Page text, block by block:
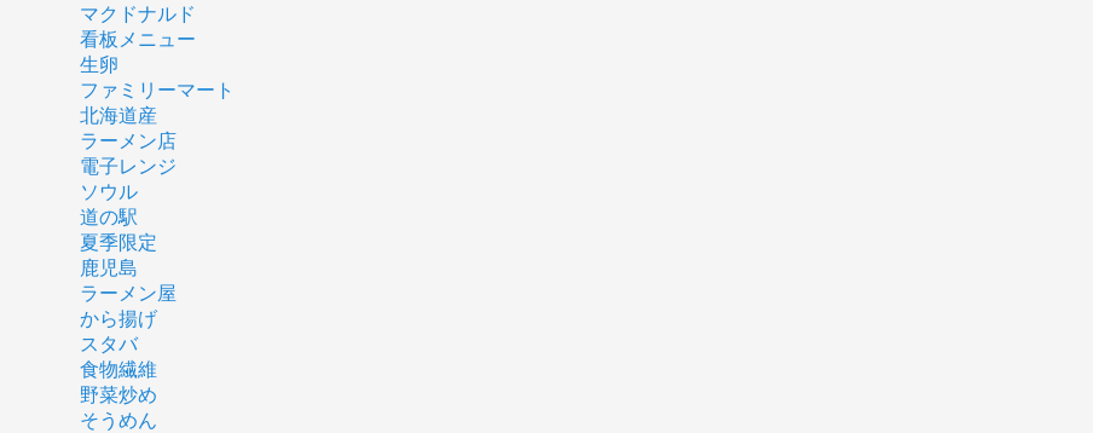
マクドナルド
看板メニュー
生卵
ファミリーマート
北海道産
ラーメン店
電子レンジ
ソウル
道の駅
夏季限定
鹿児島
ラーメン屋
から揚げ
スタバ
食物繊維
野菜炒め
そうめん